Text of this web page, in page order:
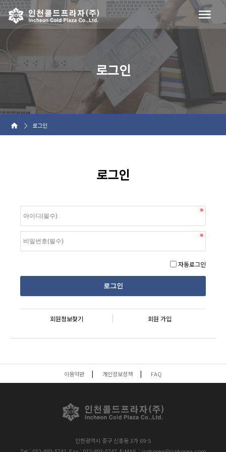
로그인
로그인
로그인
자동로그인
회원정보찾기 회원 가입
이용약관 개인정보정책 FAQ
인천광역시 중구 신흥동 3가 69-5